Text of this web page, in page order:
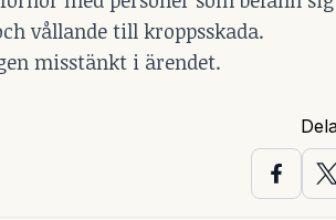
vållande till kroppsskada.
misstänkt i ärendet.